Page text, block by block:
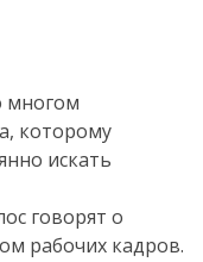
многом
которому
искать
говорят о
рабочих кадров.